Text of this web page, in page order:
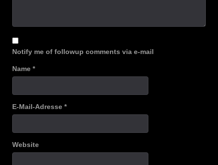
Notify me of followup comments via e-mail
Name *
E-Mail-Adresse *
Website